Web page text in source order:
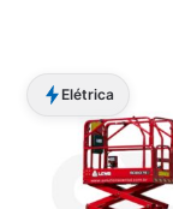
Elétrica